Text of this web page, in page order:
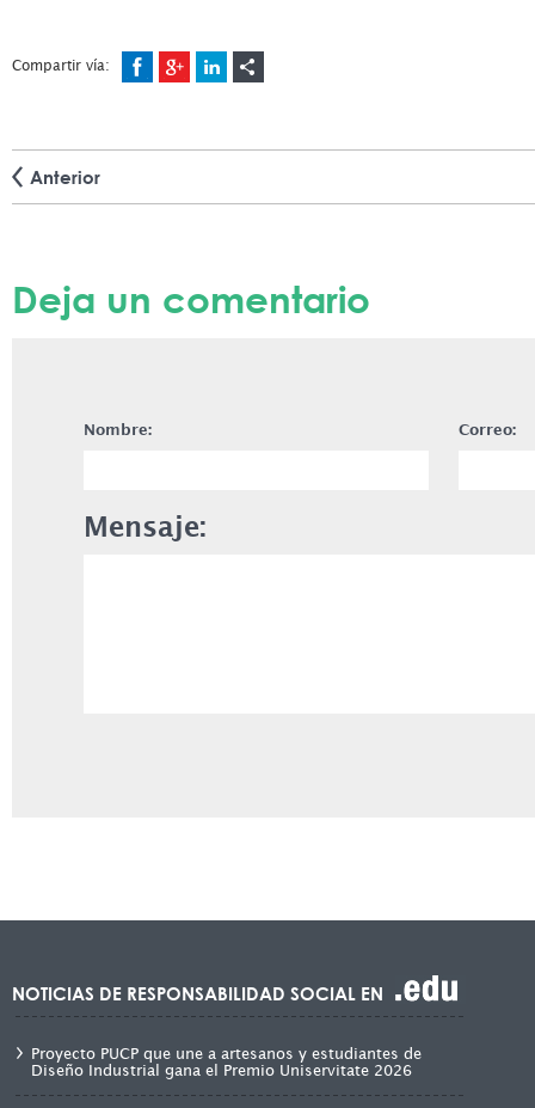
Compartir vía:
Anterior
Deja un comentario
Nombre: Correo:
Mensaje:
NOTICIAS DE RESPONSABILIDAD SOCIAL EN
Proyecto PUCP que une a artesanos y estudiantes de
Diseño Industrial gana el Premio Uniservitate 2026